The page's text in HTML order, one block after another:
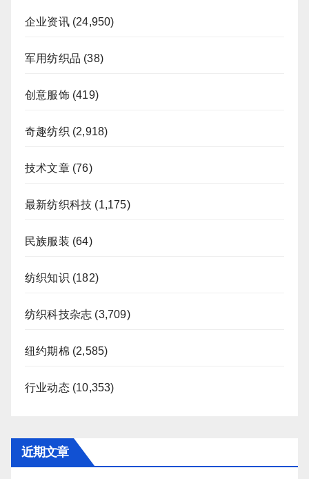
企业资讯(24,950)
军用纺织品 (38)
创意服饰(419)
奇趣纺织 (2,918)
技术文章(76)
最新纺织科技 (1,175)
民族服装 (64)
纺织知识 (182)
纺织科技杂志 (3,709)
纽约期棉 (2,585)
行业动态(10,353)
近期文章